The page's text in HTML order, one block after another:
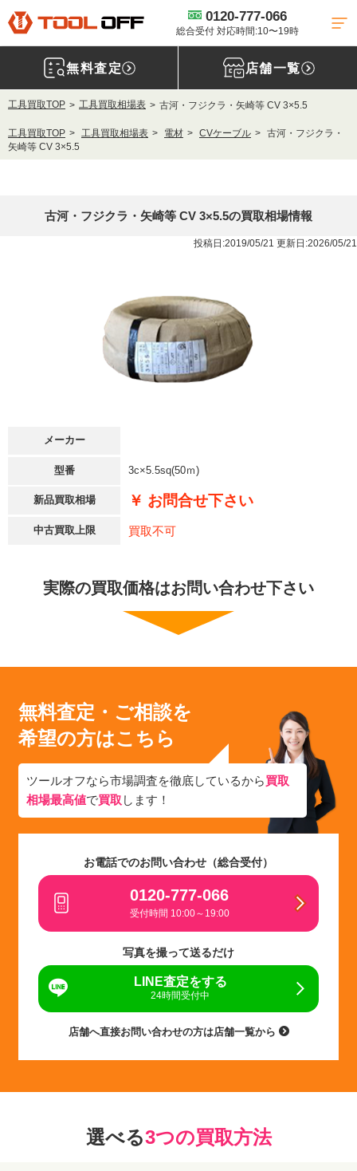
0120-777-066
総合受付 対応時間:10〜19時
無料査定 店舗一覧
工具買取TOP 工具買取相場表 古河・フジクラ・矢崎等 CV 3×5.5
工具買取TOP 工具買取相場表 電材 CVケーブル
古河・フジクラ・
矢崎等 CV 3×5.5
古河・フジクラ・矢崎等 CV 3×5.5の買取相場情報
投稿日:2019/05/21 更新日:2026/05/21
メーカー
型番 3c×5.5sq(50ｍ)
新品買取相場 ￥ お問合せ下さい
中古買取上限 買取不可
実際の買取価格はお問い合わせ下さい
無料査定・ご相談を
希望の方はこちら
ツールオフなら市場調査を徹底しているから買取
相場最高値で買取 します！
お電話でのお問い合わせ（総合受付）
0120-777-066
受付時間 10:00～19:00
写真を撮って送るだけ
LINE査定をする
24時間受付中
店舗へ直接お問い合わせの方は店舗一覧から
選べる3つの買取方法